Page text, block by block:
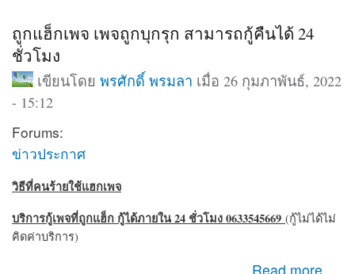
ถูกแฮ็กเพจ เพจถูกบุกรุก สามารถกู้คืนได้ 24
ชั่วโมง
เขียนโดย พรศักดิ์ พรมลา เมื่อ 26 กุมภาพันธ์, 2022
- 15:12
Forums:
ข่าวประกาศ
วิธีที่คนร้ายใช้แฮกเพจ
บริการกู้เพจที่ถูกแฮ็ก กู้ได้ภายใน 24 ชั่วโมง 0633545669 (กู้ไม่ได้ไม่
คิดค่าบริการ)
Read more
about ถูกแฮ็กเพจ เพจถูกบุกรุก สามารถกู้คืนได้ 24 ชั่วโมง